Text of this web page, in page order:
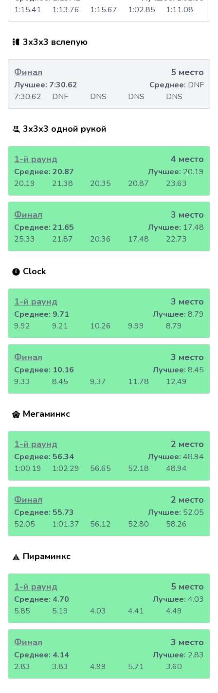
1:15.41 1:13.76 1:15.67 1:02.85 1:11.08
3x3x3 вслепую
Финал 5 место
7:30.62 DNF DNS DNS DNS
Лучшее: 7:30.62 Среднее: DNF
3x3x3 одной рукой
1-й раунд 4 место
20.19 21.38 20.35 20.87 23.63
Среднее: 20.87 Лучшее: 20.19
Финал 3 место
25.33 21.87 20.36 17.48 22.73
Среднее: 21.65 Лучшее: 17.48
Clock
1-й раунд 3 место
9.92 9.21 10.26 9.99 8.79
Среднее: 9.71 Лучшее: 8.79
Финал 3 место
9.33 8.45 9.37 11.78 12.49
Среднее: 10.16 Лучшее: 8.45
Мегаминкс
1-й раунд 2 место
1:00.19 1:02.29 56.65 52.18 48.94
Среднее: 56.34 Лучшее: 48.94
Финал 2 место
52.05 1:01.37 56.12 52.80 58.26
Среднее: 55.73 Лучшее: 52.05
Пираминкс
1-й раунд 5 место
5.85 5.19 4.03 4.41 4.49
Среднее: 4.70 Лучшее: 4.03
Финал 3 место
2.83 3.83 4.99 5.71 3.60
Среднее: 4.14 Лучшее: 2.83